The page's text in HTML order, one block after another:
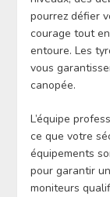
pourrez défier
courage tout
entoure. Les
vous
canopée.
L’équipe
ce que votre
équipements
pour garantir
moniteurs